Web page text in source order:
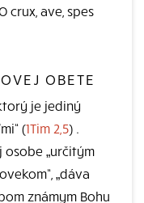
crux, ave, spes
OBETE
je jediný
(1Tim 2,5) .
osobe „určitým
„dáva
známym Bohu